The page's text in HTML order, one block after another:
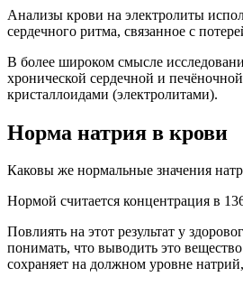
Анализы крови на электролиты
сердечного ритма, связанное с
В более широком смысле
хронической сердечной и
кристаллоидами (электролитами).
Норма натрия в крови
Каковы же нормальные значения
Нормой считается концентрация в
Повлиять на этот результат у
понимать, что выводить это
сохраняет на должном уровне